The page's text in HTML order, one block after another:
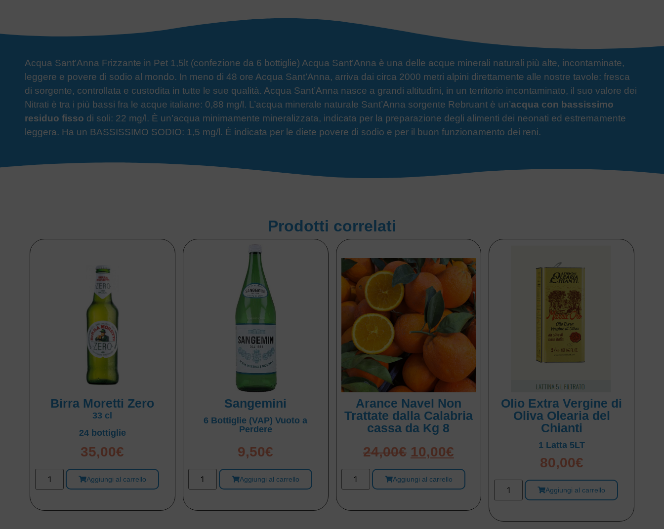
Acqua Sant’Anna Frizzante in Pet 1,5lt (confezione da 6 bottiglie) Acqua Sant’Anna è una delle acque minerali naturali più alte, incontaminate,
leggere e povere di sodio al mondo. In meno di 48 ore Acqua Sant’Anna, arriva dai circa 2000 metri alpini direttamente alle nostre tavole: fresca
di sorgente, controllata e custodita in tutte le sue qualità. Acqua Sant’Anna nasce a grandi altitudini, in un territorio incontaminato, il suo valore dei
Nitrati è tra i più bassi fra le acque italiane: 0,88 mg/l. L’acqua minerale naturale Sant’Anna sorgente Rebruant è un’acqua con bassissimo
residuo fisso di soli: 22 mg/l. È un’acqua minimamente mineralizzata, indicata per la preparazione degli alimenti dei neonati ed estremamente
leggera. Ha un BASSISSIMO SODIO: 1,5 mg/l. È indicata per le diete povere di sodio e per il buon funzionamento dei reni.
Prodotti correlati
Birra Moretti Zero
33 cl
24 bottiglie
35,00€
Aggiungi al carrello
Sangemini
6 Bottiglie (VAP) Vuoto a
Perdere
9,50€
Aggiungi al carrello
Arance Navel Non
Trattate dalla Calabria
cassa da Kg 8
24,00€ 10,00€
Aggiungi al carrello
Olio Extra Vergine di
Oliva Olearia del
Chianti
1 Latta 5LT
80,00€
Aggiungi al carrello